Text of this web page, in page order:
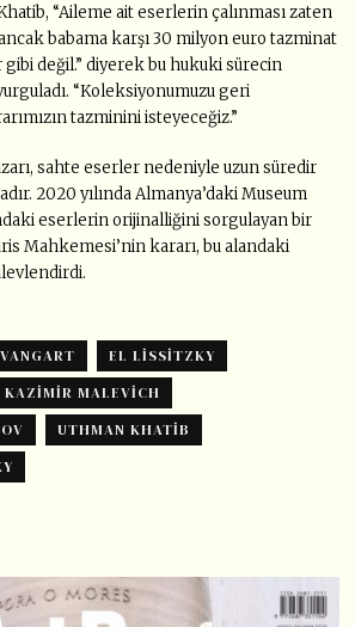
“Aileme ait eserlerin çalınması zaten
babama karşı 30 milyon euro tazminat
gibi değil.” diyerek bu hukuki sürecin
“Koleksiyonumuzu geri
tazminini isteyeceğiz.”
sahte eserler nedeniyle uzun süredir
2020 yılında Almanya’daki Museum
eserlerin orijinalliğini sorgulayan bir
Mahkemesi’nin kararı, bu alandaki
EL LISSITZKY
KAZIMIR MALEVICH
UTHMAN KHATIB